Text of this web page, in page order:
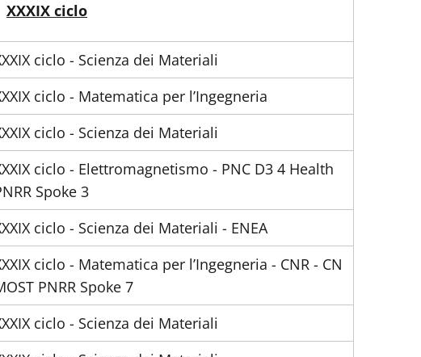
XXXIX ciclo
ciclo - Scienza dei Materiali
ciclo - Matematica per l’Ingegneria
ciclo - Scienza dei Materiali
ciclo - Elettromagnetismo - PNC D3 4 Health
Spoke 3
ciclo - Scienza dei Materiali - ENEA
ciclo - Matematica per l’Ingegneria - CNR - CN
PNRR Spoke 7
ciclo - Scienza dei Materiali